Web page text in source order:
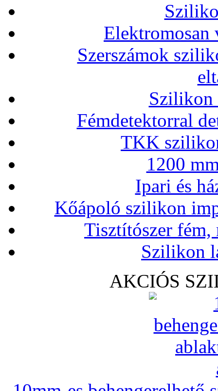
Elektromosan
Szerszámok
Szilikon
Fémdetektorral
TKK
1200
Ipari és
Kőápoló szilikon
Tisztítószer
Szilikon
AKCIÓS